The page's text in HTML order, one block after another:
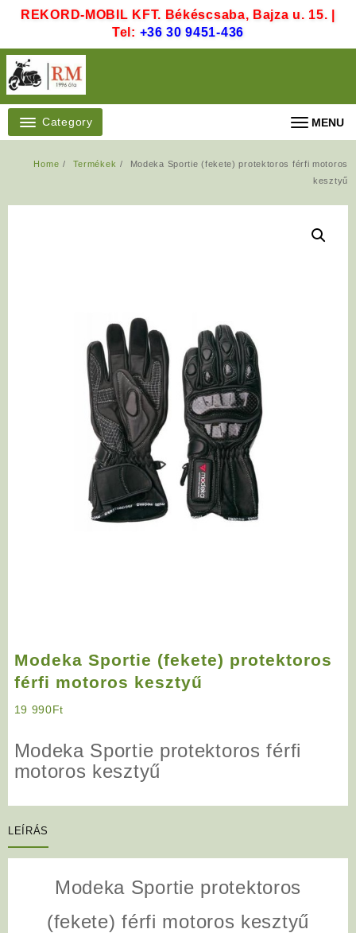
REKORD-MOBIL KFT. Békéscsaba, Bajza u. 15. |
Tel: +36 30 9451-436
Category MENU
Home Termékek
Modeka Sportie (fekete) protektoros férfi motoros
kesztyű
Modeka Sportie (fekete) protektoros
férfi motoros kesztyű
19 990Ft
Modeka Sportie protektoros férfi
motoros kesztyű
LEÍRÁS
Modeka Sportie protektoros
(fekete) férfi motoros kesztyű